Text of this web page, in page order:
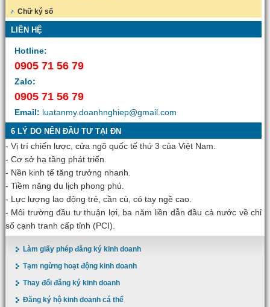
Chữ ký số
LIÊN HỆ
Hotline:
0905 71 56 79
Zalo:
0905 71 56 79
Email: luatanmy.doanhnghiep@gmail.com
6 LÝ DO NÊN ĐẦU TƯ TẠI ĐN
- Vị trí chiến lược, cửa ngõ quốc tế thứ 3 của Việt Nam.
- Cơ sở hạ tầng phát triển.
- Nền kinh tế tăng trưởng nhanh.
- Tiềm năng du lịch phong phú.
- Lực lượng lao động trẻ, cần cù, có tay ngề cao.
- Môi trường đầu tư thuận lợi, ba năm liền dẫn đầu cả nước về chỉ
số cạnh tranh cấp tỉnh (PCI).
Làm giấy phép đăng ký kinh doanh
Tạm ngừng hoạt động kinh doanh
Thay đổi đăng ký kinh doanh
Đăng ký hộ kinh doanh cá thể